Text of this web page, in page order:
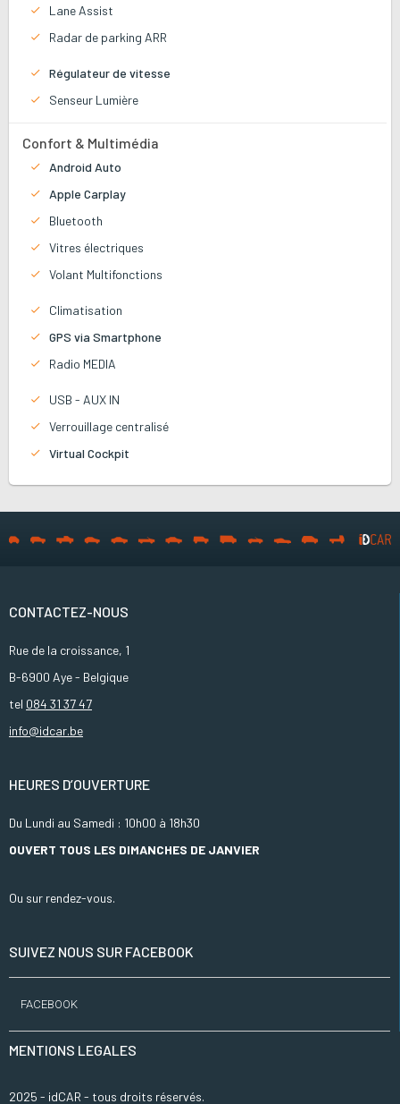
Lane Assist
Radar de parking ARR
Régulateur de vitesse
Senseur Lumière
Confort & Multimédia
Android Auto
Apple Carplay
Bluetooth
Vitres électriques
Volant Multifonctions
Climatisation
GPS via Smartphone
Radio MEDIA
USB - AUX IN
Verrouillage centralisé
Virtual Cockpit
CONTACTEZ-NOUS
Rue de la croissance, 1
B-6900 Aye - Belgique
tel 084 31 37 47
info@idcar.be
HEURES D’OUVERTURE
Du Lundi au Samedi : 10h00 à 18h30
OUVERT TOUS LES DIMANCHES DE JANVIER
Ou sur rendez-vous.
SUIVEZ NOUS SUR FACEBOOK
FACEBOOK
MENTIONS LEGALES
2025 - idCAR - tous droits réservés.